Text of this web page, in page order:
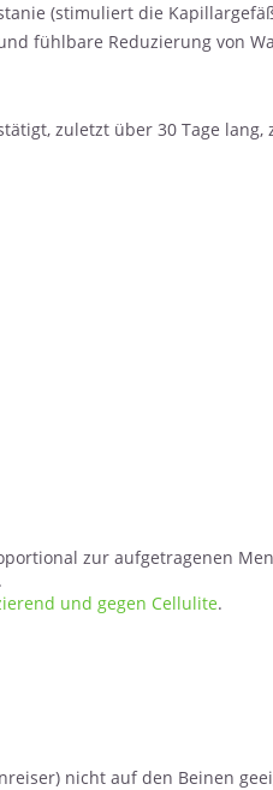
(stimuliert die
fühlbare Reduzierung von
zuletzt über 30 Tage lang,
zur aufgetragenen
und gegen Cellulite.
nicht auf den Beinen